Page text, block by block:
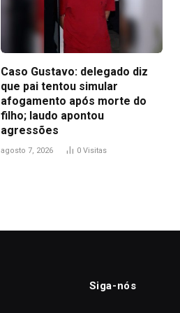
Caso Gustavo: delegado diz
que pai tentou simular
afogamento após morte do
filho; laudo apontou
agressões
agosto 7, 2026 0 Visitas
Siga-nós